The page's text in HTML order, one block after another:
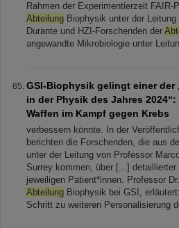
Rahmen der Experimentierzeit FAIR-
Abteilung Biophysik unter der
Durante und HZI-Forschenden der
angewandte Mikrobiologie unter
GSI-Biophysik gelingt einer der
in der Physik des Jahres
Waffen im Kampf gegen Krebs
verbessern könnte. In der
berichten die Forschenden, die aus
unter der Leitung von Professor
Surrey kommen, über [...]
jeweiligen Patient*innen. Professor
Abteilung Biophysik bei GSI,
Schritt zu weiteren Personalisierung